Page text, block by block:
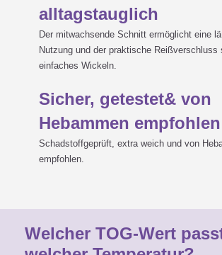
alltagstauglich
Der mitwachsende Schnitt ermöglicht eine
Nutzung und der praktische Reißverschluss
einfaches Wickeln.
Sicher, getestet& von
Hebammen empfohlen
Schadstoffgeprüft, extra weich und von
empfohlen.
Welcher TOG-Wert